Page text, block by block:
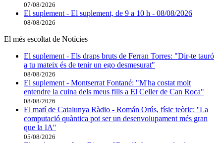
07/08/2026
El suplement - El suplement, de 9 a 10 h - 08/08/2026
08/08/2026
El més escoltat de Notícies
El suplement - Els draps bruts de Ferran Torres: "Dir-te tauró
a tu mateix és de tenir un ego desmesurat"
08/08/2026
El suplement - Montserrat Fontané: "M'ha costat molt
entendre la cuina dels meus fills a El Celler de Can Roca"
08/08/2026
El matí de Catalunya Ràdio - Román Orús, físic teòric: ''La
computació quàntica pot ser un desenvolupament més gran
que la IA''
05/08/2026